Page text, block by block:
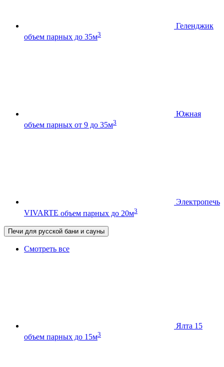
Геленджик
объем парных до 35м3
Южная
объем парных от 9 до 35м3
Электропечь
VIVARTE объем парных до 20м3
Печи для русской бани и сауны
Смотреть все
Ялта 15
объем парных до 15м3